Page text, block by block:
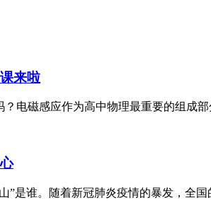
来啦
电磁感应作为高中物理最重要的组成
”是谁。随着新冠肺炎疫情的暴发，全